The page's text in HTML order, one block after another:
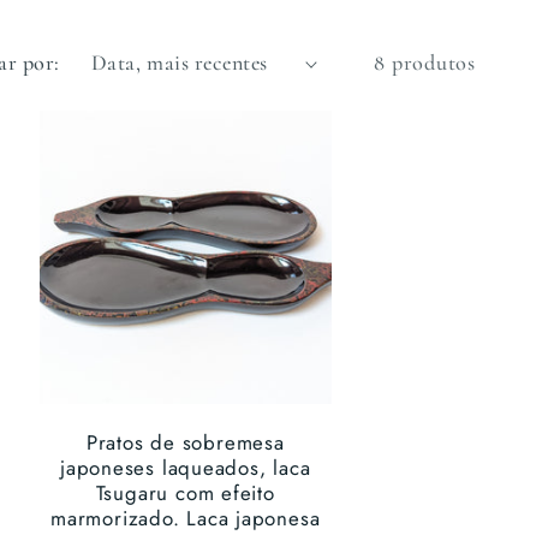
por: 8 produtos
Pratos de sobremesa
japoneses laqueados, laca
Tsugaru com efeito
marmorizado. Laca japonesa